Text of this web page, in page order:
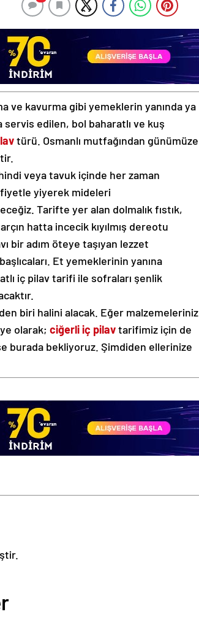
ve kavurma gibi yemeklerin yanında ya
servis edilen, bol baharatlı ve kuş
türü. Osmanlı mutfağından günümüze
veya tavuk içinde her zaman
yiyerek mideleri
Tarifte yer alan dolmalık fıstık,
hatta incecik kıyılmış dereotu
bir adım öteye taşıyan lezzet
Et yemeklerinin yanına
iç pilav tarifi ile sofraları şenlik
biri halini alacak. Eğer malzemeleriniz
olarak; ciğerli iç pilavtarifimiz için de
burada bekliyoruz. Şimdiden ellerinize